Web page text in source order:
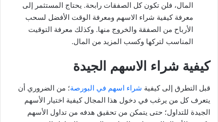
المال، فلن تكون كل الصفقات رابحة. يحتاج المستثمر إلى
معرفة كيفية شراء الاسهم ومعرفة الوقت الأفضل لسحب
الأرباح من الصفقة والخروج منها. وكذلك معرفة التوقيت
المناسب لتركها وكسب المزيد من المال.
كيفية شراء الاسهم الجيدة
قبل التطرق إلى كيفية شراء اسهم في البورصة؛ من الضروري أن
يتعرف كل من يرغب في دخول هذا المجال كيفية اختيار الأسهم
الجيدة للتداول؛ حتى يتمكن من تحقيق هدفه من تداول الأسهم